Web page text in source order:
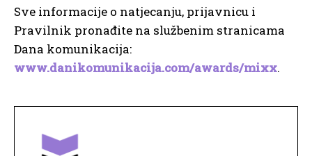
Sve informacije o natjecanju, prijavnicu i
Pravilnik pronađite na službenim stranicama
Dana komunikacija:
www.danikomunikacija.com/awards/mixx.